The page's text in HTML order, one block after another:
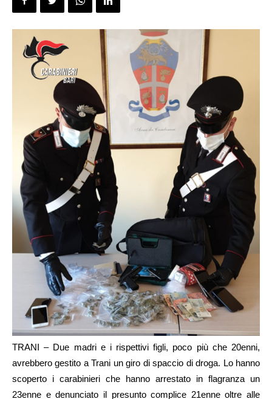
TRANI – Due madri e i rispettivi figli, poco più che 20enni,
avrebbero gestito a Trani un giro di spaccio di droga. Lo hanno
scoperto i carabinieri che hanno arrestato in flagranza un
23enne e denunciato il presunto complice 21enne oltre alle